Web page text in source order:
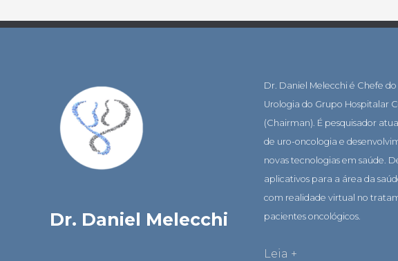
Dr. Daniel Melecchi
Dr. Daniel Melecchi é Chefe
Urologia do Grupo Hospitalar
(Chairman). É pesquisador
de uro-oncologia e
novas tecnologias em saúde.
aplicativos para a área da
com realidade virtual no
pacientes oncológicos.
Leia +